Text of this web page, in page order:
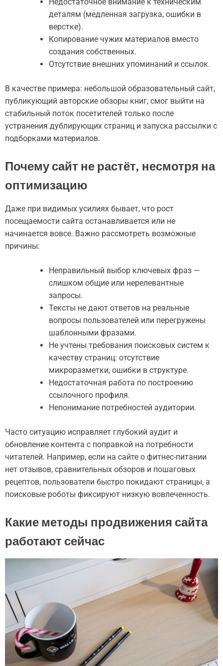
деталям (медленная загрузка, ошибки в
верстке).
Копирование чужих материалов вместо
создания собственных.
Отсутствие внешних упоминаний и ссылок.
В качестве примера: небольшой образовательный сайт,
публикующий авторские обзоры книг, смог выйти на
стабильный поток посетителей только после
устранения дублирующих страниц и запуска рассылки с
подборками материалов.
Почему сайт не растёт, несмотря на
оптимизацию
Даже при видимых усилиях бывает, что рост
посещаемости сайта останавливается или не
начинается вовсе. Важно рассмотреть возможные
причины:
Неправильный выбор ключевых фраз —
слишком общие или нерелевантные
запросы.
Тексты не дают ответов на реальные
вопросы пользователей или перегружены
шаблонными фразами.
Не учтены требования поисковых систем к
качеству страниц: отсутствие
микроразметки, ошибки в структуре.
Недостаточная работа по построению
ссылочного профиля.
Непонимание потребностей аудитории.
Часто ситуацию исправляет глубокий аудит и
обновление контента с поправкой на потребности
читателей. Например, если на сайте о фитнес-питании
нет отзывов, сравнительных обзоров и пошаговых
рецептов, пользователи быстро покидают страницы, а
поисковые роботы фиксируют низкую вовлеченность.
Какие методы продвижения сайта
работают сейчас